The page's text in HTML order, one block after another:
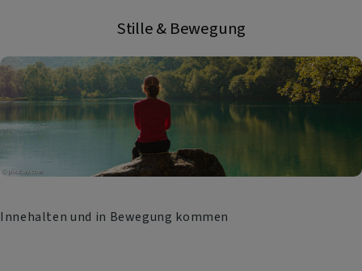
Stille & Bewegung
Innehalten und in Bewegung kommen